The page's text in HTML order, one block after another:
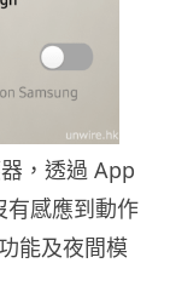
，透過 App
有感應到動作
能及夜間模